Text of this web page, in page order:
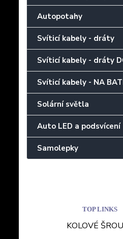
Autopotahy
Svíticí kabely - dráty
Svíticí kabely - dráty
Svíticí kabely - NA
Solární světla
Auto LED a podsvícení
Samolepky
TOP LINKS
KOLOVÉ